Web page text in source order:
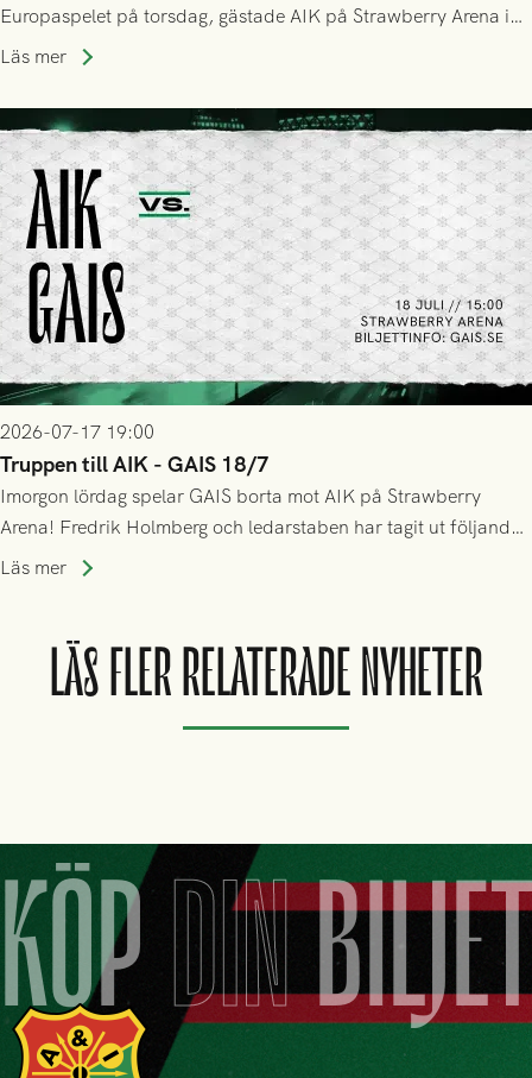
Europaspelet på torsdag, gästade AIK på Strawberry Arena i
Stockholm . Men trots konstant hotande i första halvlek av
lyckades få in 2-0.
Läs mer
2026-07-17 19:00
Truppen till AIK - GAIS 18/7
Imorgon lördag spelar GAIS borta mot AIK på Strawberry
Arena! Fredrik Holmberg och ledarstaben har tagit ut följande
trupp till matchen:
Läs mer
LÄS FLER RELATERADE NYHETER
KÖPDIN